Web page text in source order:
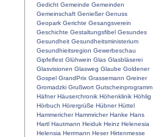
Gedicht Gemeinde Gemeinden
Gemeinschaft Genießer Genuss
Geopark Gerichte Gesangsverein
Geschichte Gestaltungsfibel Gesundes
Gesundheit Gesundheitsministerium
Gesundhieitsregion Gewerbeschau
Gipfelfest Glühwein Glas Glasbläserei
Glasvisionen Glasweg Glaube Goldener
Gospel GrandPrix Grassemann Greiner
Gromadzki Grußwort Gutscheinprogramm
Häfner Häuserchronik Höhenklinik Höhlig
Hörbuch Hörergrüße Hübner Hüttel
Hammericher Hammricher Hanke Hans
Hartl Hautmann Heiduk Heinz Helenesia
Helensia Herrmann Heser Hirtenmesse